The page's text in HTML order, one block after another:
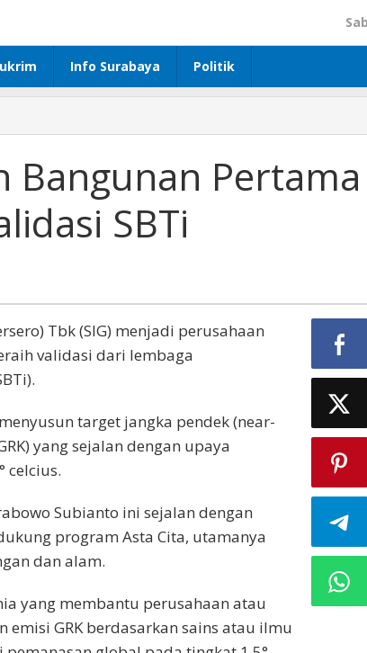
Info Surabaya Politik
Bangunan Pertama
SBTi
Tbk (SIG) menjadi perusahaan
validasi dari lembaga
target jangka pendek (near-
yang sejalan dengan upaya
celcius.
Subianto ini sejalan dengan
program Asta Cita, utamanya
dan alam.
yang membantu perusahaan atau
GRK berdasarkan sains atau ilmu